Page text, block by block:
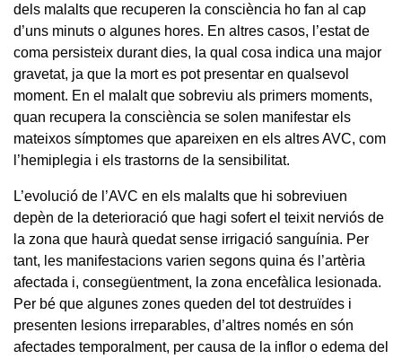
dels malalts que recuperen la consciència ho fan al cap
d’uns minuts o algunes hores. En altres casos, l’estat de
coma persisteix durant dies, la qual cosa indica una major
gravetat, ja que la mort es pot presentar en qualsevol
moment. En el malalt que sobreviu als primers moments,
quan recupera la consciència se solen manifestar els
mateixos símptomes que apareixen en els altres AVC, com
l’hemiplegia i els trastorns de la sensibilitat.
L’evolució de l’AVC en els malalts que hi sobreviuen
depèn de la deterioració que hagi sofert el teixit nerviós de
la zona que haurà quedat sense irrigació sanguínia. Per
tant, les manifestacions varien segons quina és l’artèria
afectada i, consegüentment, la zona encefàlica lesionada.
Per bé que algunes zones queden del tot destruïdes i
presenten lesions irreparables, d’altres només en són
afectades temporalment, per causa de la inflor o edema del